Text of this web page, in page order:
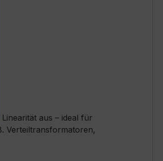
aus – ideal für
Verteiltransformatoren,